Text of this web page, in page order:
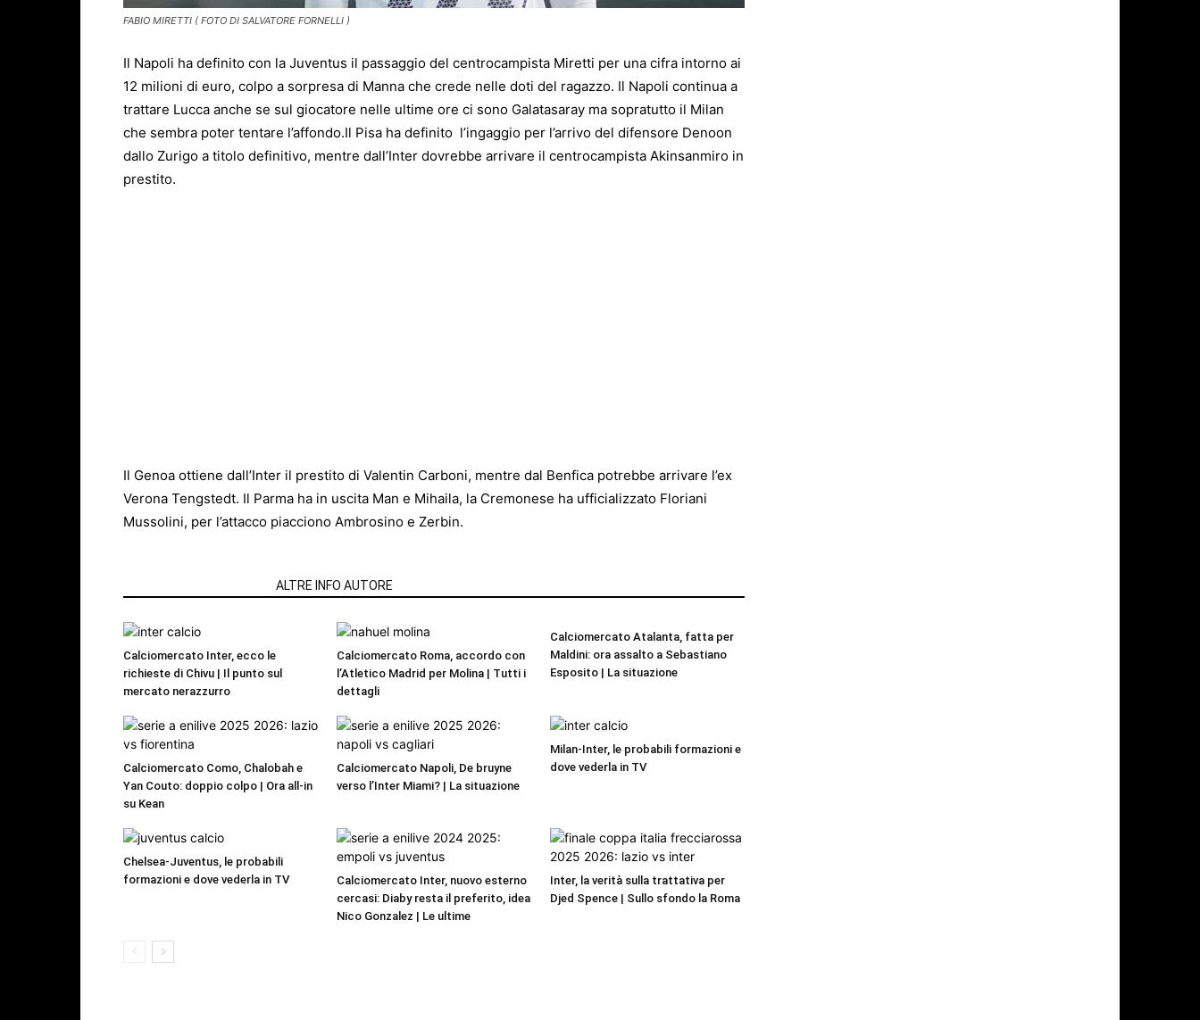
FABIO MIRETTI ( FOTO DI SALVATORE FORNELLI )
Il Napoli ha definito con la Juventus il passaggio del centrocampista Miretti per una cifra intorno ai
12 milioni di euro, colpo a sorpresa di Manna che crede nelle doti del ragazzo. Il Napoli continua a
trattare Lucca anche se sul giocatore nelle ultime ore ci sono Galatasaray ma sopratutto il Milan
che sembra poter tentare l’affondo.Il Pisa ha definito l’ingaggio per l’arrivo del difensore Denoon
dallo Zurigo a titolo definitivo, mentre dall’Inter dovrebbe arrivare il centrocampista Akinsanmiro in
prestito.
Il Genoa ottiene dall’Inter il prestito di Valentin Carboni, mentre dal Benfica potrebbe arrivare l’ex
Verona Tengstedt. Il Parma ha in uscita Man e Mihaila, la Cremonese ha ufficializzato Floriani
Mussolini, per l’attacco piacciono Ambrosino e Zerbin.
ALTRE INFO AUTORE
Calciomercato Inter, ecco le
richieste di Chivu | Il punto sul
mercato nerazzurro
Calciomercato Roma, accordo con
l’Atletico Madrid per Molina | Tutti i
dettagli
Calciomercato Atalanta, fatta per
Maldini: ora assalto a Sebastiano
Esposito | La situazione
Calciomercato Como, Chalobah e
Yan Couto: doppio colpo | Ora all-in
su Kean
Calciomercato Napoli, De bruyne
verso l’Inter Miami? | La situazione
Milan-Inter, le probabili formazioni e
dove vederla in TV
Chelsea-Juventus, le probabili
formazioni e dove vederla in TV
Calciomercato Inter, nuovo esterno
cercasi: Diaby resta il preferito, idea
Nico Gonzalez | Le ultime
Inter, la verità sulla trattativa per
Djed Spence | Sullo sfondo la Roma